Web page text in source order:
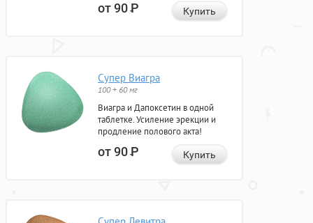
от 90Р Купить
Супер Виагра
100 + 60 мг
Виагра и Дапоксетин в одной
таблетке. Усиление эрекции и
продление полового акта!
от 90Р Купить